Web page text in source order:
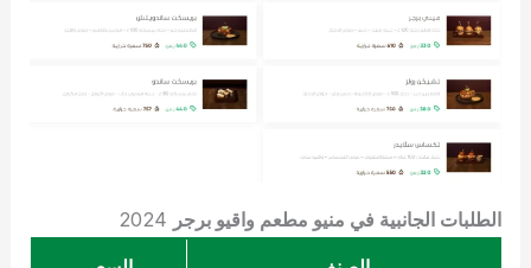
الطلبات الجانبية في منيو مطعم واقيو برجر